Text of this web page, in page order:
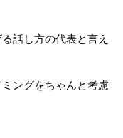
話し方の代表と言え
ングをちゃんと考慮